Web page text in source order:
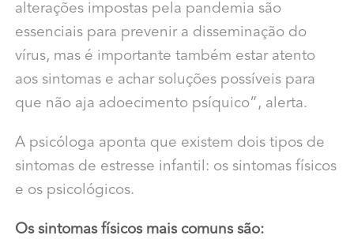
alterações impostas pela pandemia são
essenciais para prevenir a disseminação do
vírus, mas é importante também estar atento
aos sintomas e achar soluções possíveis para
que não aja adoecimento psíquico”, alerta.
A psicóloga aponta que existem dois tipos de
sintomas de estresse infantil: os sintomas físicos
e os psicológicos.
Os sintomas físicos mais comuns são: